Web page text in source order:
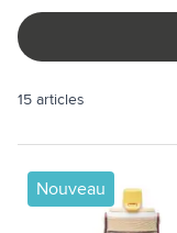
15 articles
Nouveau